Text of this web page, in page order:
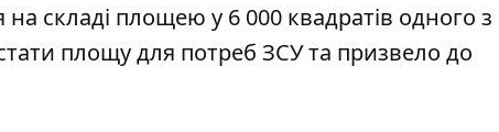
на складі площею у 6 000 квадратів одного з
площу для потреб ЗСУ та призвело до